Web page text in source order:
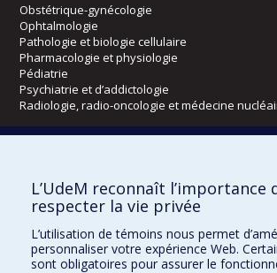
Obstétrique-gynécologie
Ophtalmologie
Pathologie et biologie cellulaire
Pharmacologie et physiologie
Pédiatrie
Psychiatrie et d’addictologie
Radiologie, radio-oncologie et médecine
Kinésiologie et des sciences de l’activité
Orthophonie et audiologie
Directions
L’UdeM reconnaît l’importance
respecter la vie privée
L’utilisation de témoins nous permet
personnaliser votre expérience Web.
sont obligatoires pour assurer le